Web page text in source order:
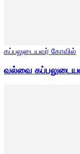
கப்பலுடையவர் கோவில்
வல்வை